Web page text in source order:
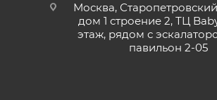
Москва,
дом 1 строение 2, ТЦ
этаж, рядом с
павильон 2-05